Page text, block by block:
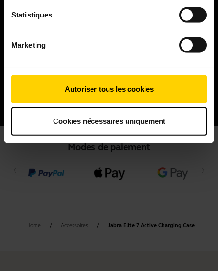
Statistiques
Marketing
Autoriser tous les cookies
Cookies nécessaires uniquement
Guide d'appairage Bluetooth
Guide de compatibilité
Modes de paiement
Home Accessoires Jabra Elite 7 Active Charging Case